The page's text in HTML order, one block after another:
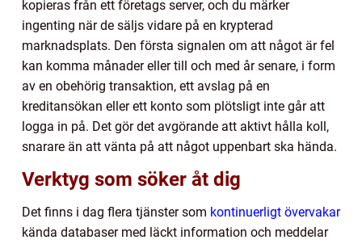
kopieras från ett företags server, och du märker
ingenting när de säljs vidare på en krypterad
marknadsplats. Den första signalen om att något är fel
kan komma månader eller till och med år senare, i form
av en obehörig transaktion, ett avslag på en
kreditansökan eller ett konto som plötsligt inte går att
logga in på. Det gör det avgörande att aktivt hålla koll,
snarare än att vänta på att något uppenbart ska hända.
Verktyg som söker åt dig
Det finns i dag flera tjänster som kontinuerligt övervakar
kända databaser med läckt information och meddelar